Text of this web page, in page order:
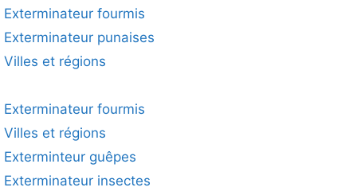
Exterminateur fourmis
Exterminateur punaises
Villes et régions
Exterminateur fourmis
Villes et régions
Exterminteur guêpes
Exterminateur insectes